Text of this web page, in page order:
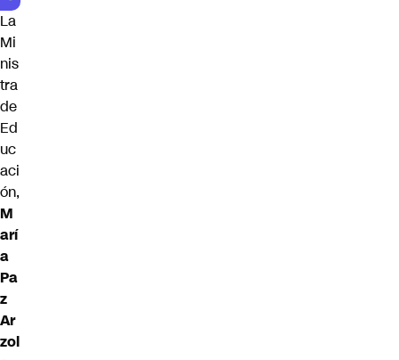
La
Mi
nis
tra
de
Ed
uc
aci
ón,
M
arí
a
Pa
z
Ar
zol